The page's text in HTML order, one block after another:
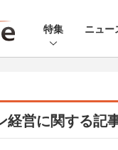
特集 ニュー
経営に関する記